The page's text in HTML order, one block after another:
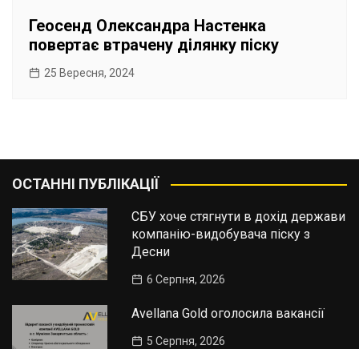
Геосенд Олександра Настенка
повертає втрачену ділянку піску
25 Вересня, 2024
ОСТАННІ ПУБЛІКАЦІЇ
СБУ хоче стягнути в дохід держави
компанію-видобувача піску з
Десни
6 Серпня, 2026
Avellana Gold оголосила вакансії
5 Серпня, 2026